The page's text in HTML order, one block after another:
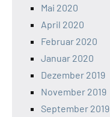
Mai 2020
April 2020
Februar 2020
Januar 2020
Dezember 2019
November 2019
September 2019